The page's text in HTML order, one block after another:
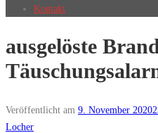
Kontakt
ausgelöste
Veröffentlicht am 9. November 2020
Locher